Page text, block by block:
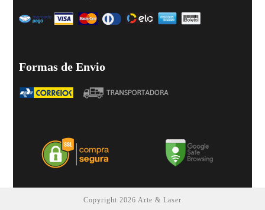
Formas de Envio
Copyright 2026 Arte & Laser